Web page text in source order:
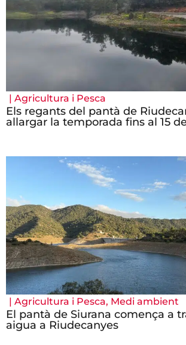
| Agricultura i Pesca
Els regants del pantà de
allargar la temporada fins al 15
| Agricultura i Pesca, Medi ambient
El pantà de Siurana comença a
aigua a Riudecanyes